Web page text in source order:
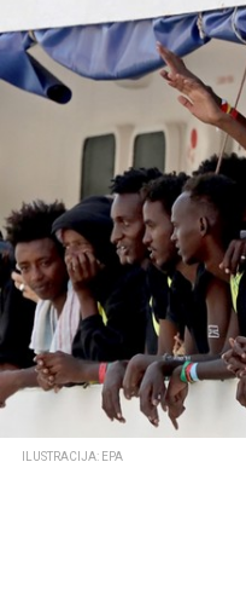
ILUSTRACIJA: EPA